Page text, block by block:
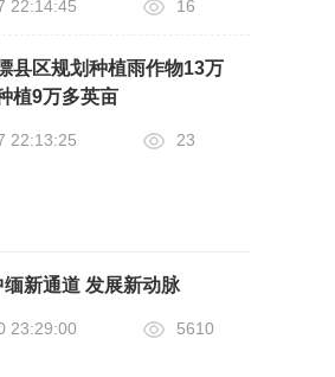
22:14:45 16
县区规划种植雨作物13万
植9万多英亩
22:13:25 23
新通道 发展新动脉
23:29:00 5610